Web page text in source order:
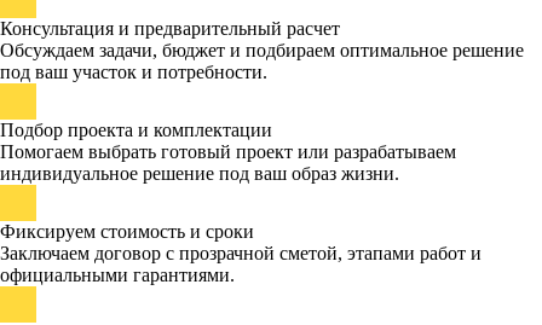
Консультация и предварительный расчет
Обсуждаем задачи, бюджет и подбираем оптимальное решение
под ваш участок и потребности.
Подбор проекта и комплектации
Помогаем выбрать готовый проект или разрабатываем
индивидуальное решение под ваш образ жизни.
Фиксируем стоимость и сроки
Заключаем договор с прозрачной сметой, этапами работ и
официальными гарантиями.